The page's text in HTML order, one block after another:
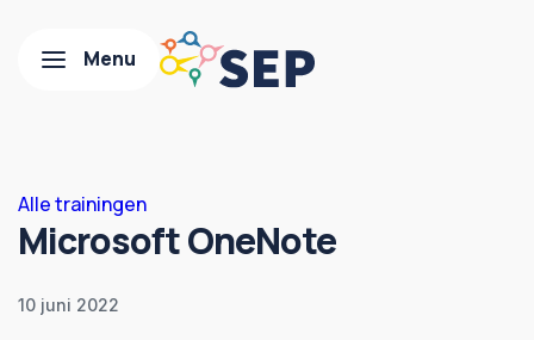
Alle trainingen
Microsoft OneNote
10 juni 2022